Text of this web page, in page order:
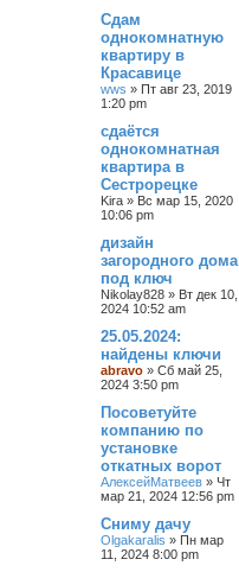
Сдам
однокомнатную
квартиру в
Красавице
wws » Пт авг 23, 2019
1:20 pm
сдаётся
однокомнатная
квартира в
Сестрорецке
Kira » Вс мар 15, 2020
10:06 pm
дизайн
загородного дома
под ключ
Nikolay828 » Вт дек 10,
2024 10:52 am
25.05.2024:
найдены ключи
abravo » Сб май 25,
2024 3:50 pm
Посоветуйте
компанию по
установке
откатных ворот
АлексейМатвеев » Чт
мар 21, 2024 12:56 pm
Сниму дачу
Olgakaralis » Пн мар
11, 2024 8:00 pm